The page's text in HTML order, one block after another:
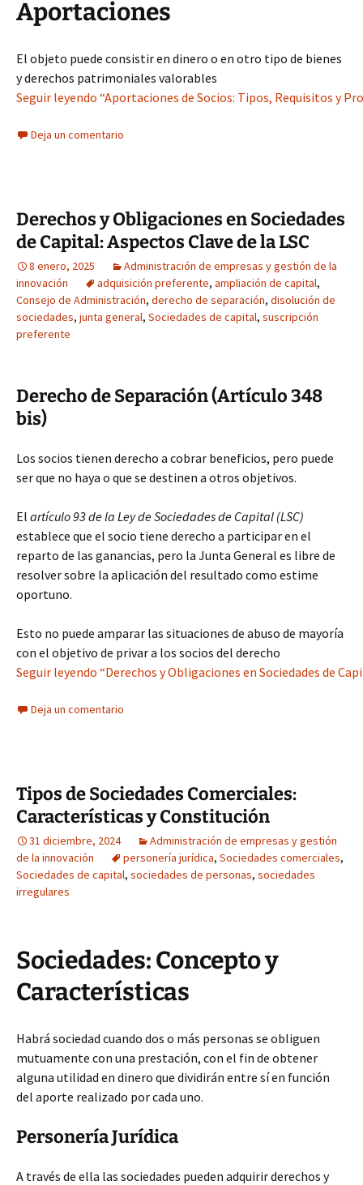
Aportaciones
El objeto puede consistir en dinero o en otro tipo de bienes
y derechos patrimoniales valorables
Seguir leyendo “Aportaciones de Socios: Tipos, Requisitos y
Deja un comentario
Derechos y Obligaciones en Sociedades
de Capital: Aspectos Clave de la LSC
8 enero, 2025
Administración de empresas y gestión de la
innovación
adquisición preferente, ampliación de capital,
Consejo de Administración, derecho de separación, disolución de
sociedades, junta general, Sociedades de capital, suscripción
preferente
Derecho de Separación (Artículo 348
bis)
Los socios tienen derecho a cobrar beneficios, pero puede
ser que no haya o que se destinen a otros objetivos.
El artículo 93 de la Ley de Sociedades de Capital (LSC)
establece que el socio tiene derecho a participar en el
reparto de las ganancias, pero la Junta General es libre de
resolver sobre la aplicación del resultado como estime
oportuno.
Esto no puede amparar las situaciones de abuso de mayoría
con el objetivo de privar a los socios del derecho
Seguir leyendo “Derechos y Obligaciones en Sociedades de
Deja un comentario
Tipos de Sociedades Comerciales:
Características y Constitución
31 diciembre, 2024
Administración de empresas y gestión
de la innovación
personería jurídica, Sociedades comerciales,
Sociedades de capital, sociedades de personas, sociedades
irregulares
Sociedades: Concepto y
Características
Habrá sociedad cuando dos o más personas se obliguen
mutuamente con una prestación, con el fin de obtener
alguna utilidad en dinero que dividirán entre sí en función
del aporte realizado por cada uno.
Personería Jurídica
A través de ella las sociedades pueden adquirir derechos y